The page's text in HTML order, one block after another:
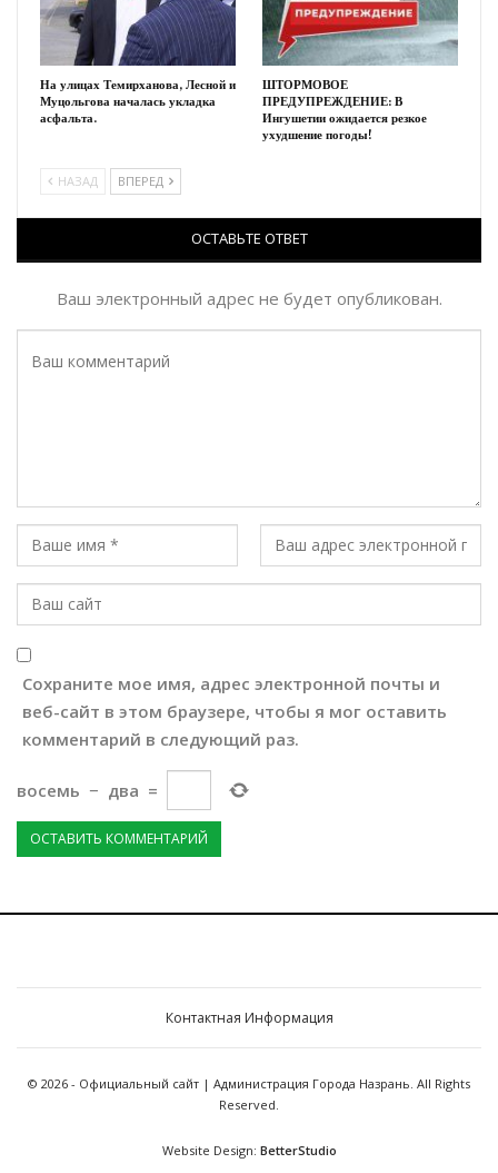
На улицах Темирханова, Лесной и
Муцольгова началась укладка
асфальта.
ШТОРМОВОЕ
ПРЕДУПРЕЖДЕНИЕ: В
Ингушетии ожидается резкое
ухудшение погоды!
НАЗАД ВПЕРЕД
ОСТАВЬТЕ ОТВЕТ
Ваш электронный адрес не будет опубликован.
Сохраните мое имя, адрес электронной почты и
веб-сайт в этом браузере, чтобы я мог оставить
комментарий в следующий раз.
восемь − два =
Контактная Информация
© 2026 - Официальный сайт | Администрация Города Назрань. All Rights
Reserved.
Website Design: BetterStudio